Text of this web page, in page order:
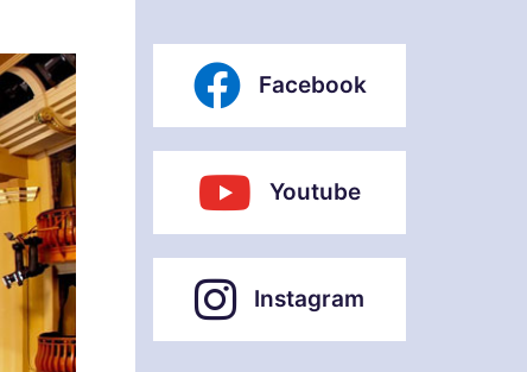
Facebook
Youtube
Instagram